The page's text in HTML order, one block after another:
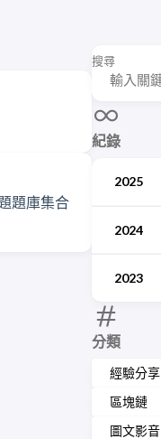
搜尋
紀錄
2025
2024
2023
分類
經驗分享
區塊鏈
圖文影音